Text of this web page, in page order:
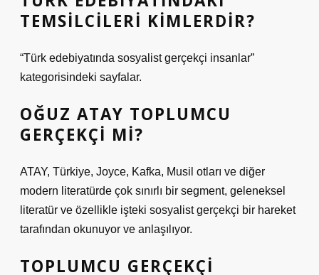
TEMSILCILERI KIMLERDIR?
“Türk edebiyatında sosyalist gerçekçi insanlar”
kategorisindeki sayfalar.
OĞUZ ATAY TOPLUMCU
GERÇEKÇI MI?
ATAY, Türkiye, Joyce, Kafka, Musil otları ve diğer
modern literatürde çok sınırlı bir segment, geleneksel
literatür ve özellikle işteki sosyalist gerçekçi bir hareket
tarafından okunuyor ve anlaşılıyor.
TOPLUMCU GERÇEKÇI